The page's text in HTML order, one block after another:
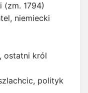
(zm. 1794)
niemiecki
ostatni król
polityk